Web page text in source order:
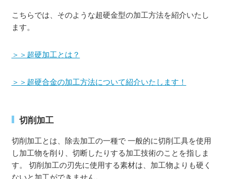
こちらでは、そのような超硬金型の加工方法を紹介いたし
ます。
＞＞超硬加工とは？
＞＞超硬合金の加工方法について紹介いたします！
切削加工
切削加工とは、除去加工の一種で 一般的に切削工具を使用
し加工物を削り、切断したりする加工技術のことを指しま
す。 切削加工の刃先に使用する素材は、加工物よりも硬く
ないと加工ができません。